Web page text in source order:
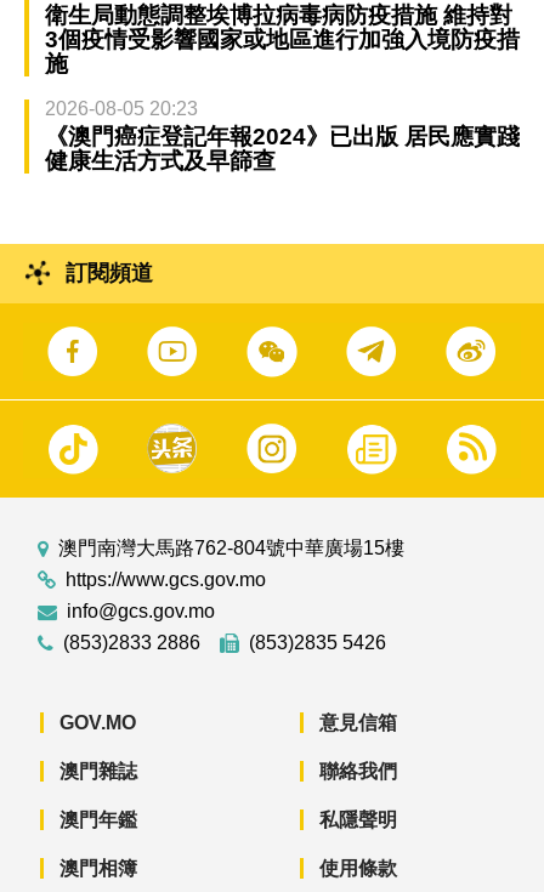
衛生局動態調整埃博拉病毒病防疫措施 維持對
3個疫情受影響國家或地區進行加強入境防疫措
施
2026-08-05 20:23
《澳門癌症登記年報2024》已出版 居民應實踐
健康生活方式及早篩查
訂閱頻道
澳門南灣大馬路762-804號中華廣場15樓
https://www.gcs.gov.mo
info@gcs.gov.mo
(853)2833 2886
(853)2835 5426
GOV.MO
澳門雜誌
澳門年鑑
澳門相簿
意見信箱
聯絡我們
私隱聲明
使用條款